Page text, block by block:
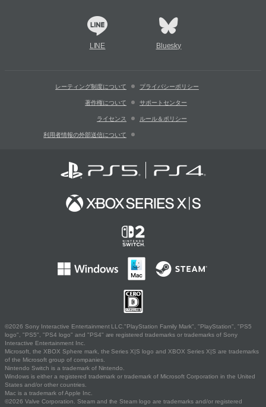
LINE Bluesky
レーティング制度について プライバシーポリシー
著作権について サポートセンター
ライセンス ルール＆ポリシー
利用者情報の外部送信について
©2026 Sony Interactive Entertainment LLC."PlayStation Family Mark", "PlayStation", "PS5
logo", "PS5", "PS4 logo" and "PS4" are registered trademarks or trademarks of Sony
Interactive Entertainment Inc.
Microsoft, the XBOX Sphere mark, the Series X|S logo and XBOX Series X|S are trademarks
of the Microsoft group of companies.
Nintendo Switch is a trademark of Nintendo.
Windows is either a registered trademark or trademark of Microsoft Corporation in the United
States and/or other countries.
Mac is a trademark of Apple Inc.
©2026 Valve Corporation. Steam and the Steam logo are trademarks and/or registered